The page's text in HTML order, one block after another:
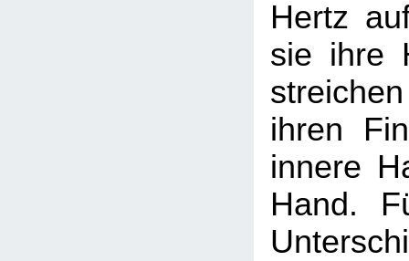
Hertz
sie ihre
ihren
innere
Hand.